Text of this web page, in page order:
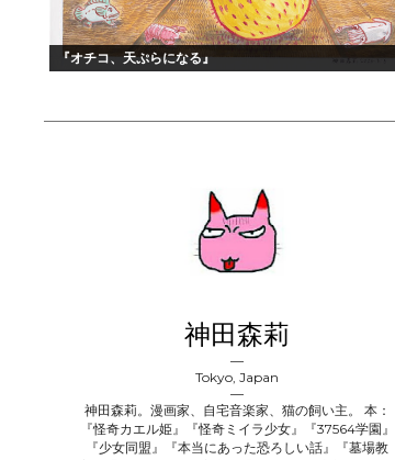
『オチコ、天ぷらになる』
神田森莉
Tokyo, Japan
神田森莉。漫画家、自宅音楽家、猫の飼い主。 本：
『怪奇カエル姫』『怪奇ミイラ少女』『37564学園』
『少女同盟』『本当にあった恐ろしい話』『墓場教